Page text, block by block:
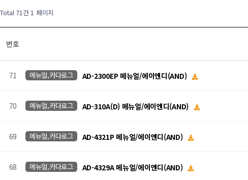
Total 71건 1 페이지
번호
71 메뉴얼,카다로그 AD-2300EP 메뉴얼/에이엔디(AND)
70 메뉴얼,카다로그 AD-310A(D) 메뉴얼/에이엔디(AND)
69 메뉴얼,카다로그 AD-4321P 메뉴얼/에이엔디(AND)
68 메뉴얼,카다로그 AD-4329A 메뉴얼/에이엔디(AND)